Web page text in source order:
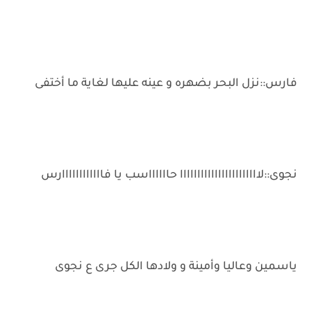
فارس::نزل البحر بضهره و عينه عليها لغاية ما أختفى
نجوى::لااااااااااااااااااااااا حااااااسب يا فاااااااااااارس
ياسمين وعاليا وأمينة و ولادها الكل جرى ع نجوى